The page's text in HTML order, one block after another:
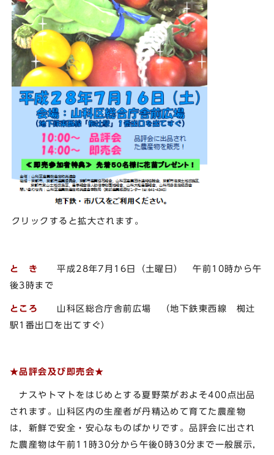
クリックすると拡大されます。
と き
平成28年7月16日（土曜日） 午前10時から午
後3時まで
ところ
山科区総合庁舎前広場 （地下鉄東西線 椥辻
駅1番出口を出てすぐ）
★品評会及び即売会★
ナスやトマトをはじめとする夏野菜がおよそ400点出品
されます。山科区内の生産者が丹精込めて育てた農産物
は，新鮮で安全・安心なものばかりです。品評会に出され
た農産物は午前11時30分から午後0時30分まで一般展示，